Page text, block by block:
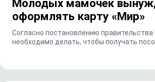
Молодых мамочек
оформлять карту «Мир»
Согласно постановлению правительства
необходимо делать, чтобы получать